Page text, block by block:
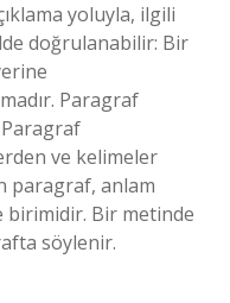
yoluyla, ilgili
doğrulanabilir: Bir
Paragraf
ve kelimeler
paragraf, anlam
birimidir. Bir metinde
söylenir.